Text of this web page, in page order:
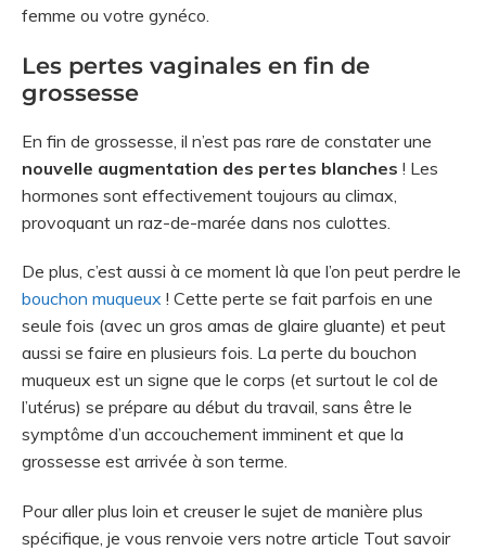
femme ou votre gynéco.
Les pertes vaginales en fin de
grossesse
En fin de grossesse, il n’est pas rare de constater une
nouvelle augmentation des pertes blanches ! Les
hormones sont effectivement toujours au climax,
provoquant un raz-de-marée dans nos culottes.
De plus, c’est aussi à ce moment là que l’on peut perdre le
bouchon muqueux ! Cette perte se fait parfois en une
seule fois (avec un gros amas de glaire gluante) et peut
aussi se faire en plusieurs fois. La perte du bouchon
muqueux est un signe que le corps (et surtout le col de
l’utérus) se prépare au début du travail, sans être le
symptôme d’un accouchement imminent et que la
grossesse est arrivée à son terme.
Pour aller plus loin et creuser le sujet de manière plus
spécifique, je vous renvoie vers notre article Tout savoir